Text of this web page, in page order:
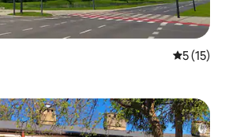
平均评分
5 (15)